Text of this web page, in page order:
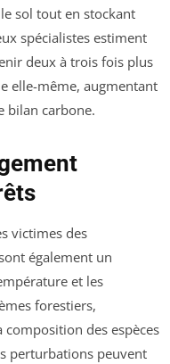
sol tout en stockant
spécialistes estiment
deux à trois fois plus
elle-même, augmentant
bilan carbone.
victimes des
également un
et les
forestiers,
des espèces
perturbations peuvent